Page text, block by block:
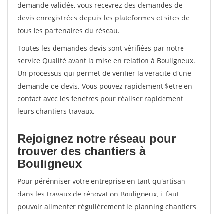
demande validée, vous recevrez des demandes de
devis enregistrées depuis les plateformes et sites de
tous les partenaires du réseau.
Toutes les demandes devis sont vérifiées par notre
service Qualité avant la mise en relation à Bouligneux.
Un processus qui permet de vérifier la véracité d'une
demande de devis. Vous pouvez rapidement $etre en
contact avec les fenetres pour réaliser rapidement
leurs chantiers travaux.
Rejoignez notre réseau pour
trouver des chantiers à
Bouligneux
Pour pérénniser votre entreprise en tant qu'artisan
dans les travaux de rénovation Bouligneux, il faut
pouvoir alimenter régulièrement le planning chantiers